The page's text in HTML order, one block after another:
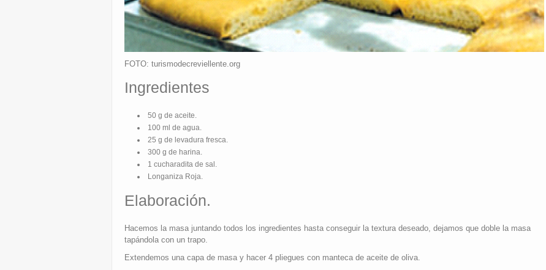
FOTO: turismodecreviellente.org
Ingredientes
50 g de aceite.
100 ml de agua.
25 g de levadura fresca.
300 g de harina.
1 cucharadita de sal.
Longaniza Roja.
Elaboración.
Hacemos la masa juntando todos los ingredientes hasta conseguir la textura deseado, dejamos que doble la masa
tapándola con un trapo.
Extendemos una capa de masa y hacer 4 pliegues con manteca de aceite de oliva.